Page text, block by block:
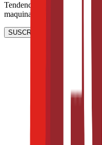
Tendencias en materiales
maquinaria para envasado.
SUSCRIBIRME AHORA